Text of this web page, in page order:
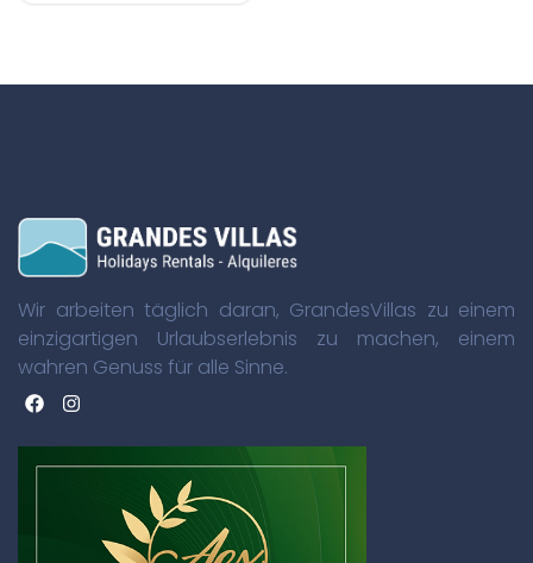
Wir arbeiten täglich daran, GrandesVillas zu einem
einzigartigen Urlaubserlebnis zu machen, einem
wahren Genuss für alle Sinne.